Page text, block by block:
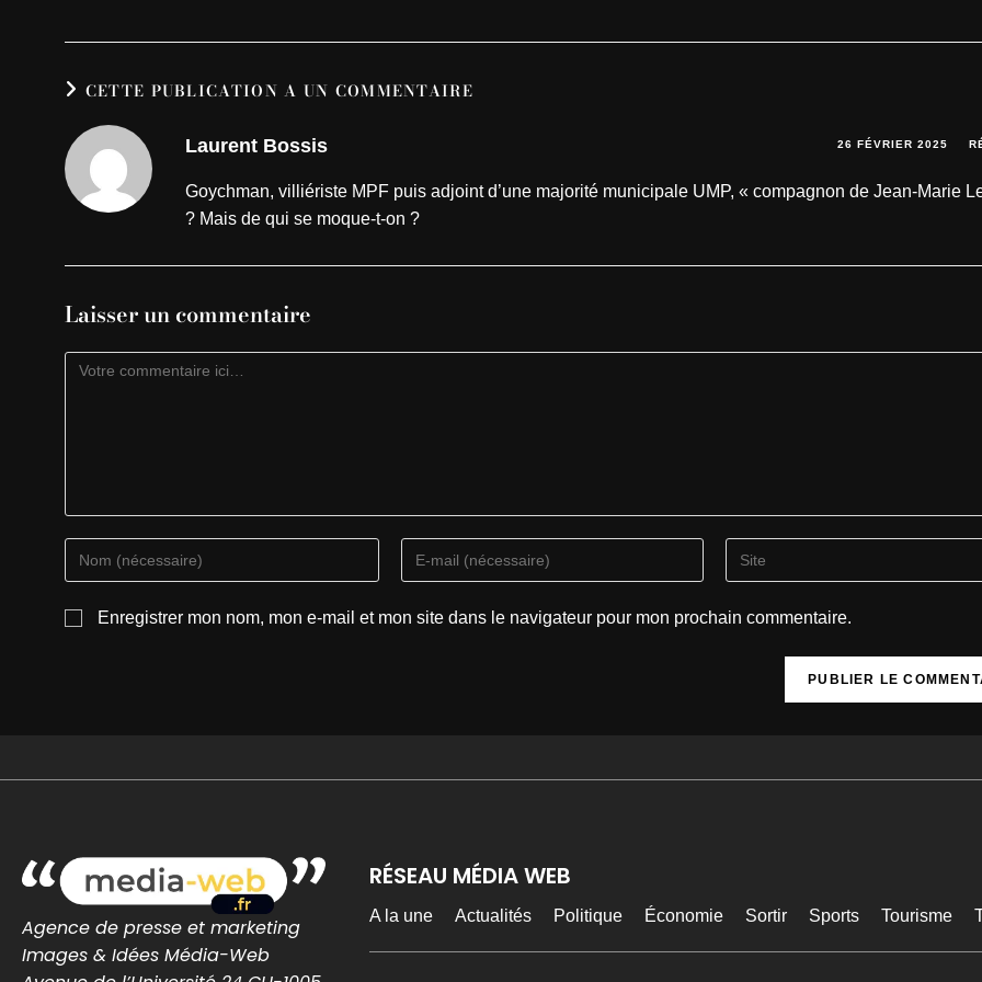
CETTE PUBLICATION A UN COMMENTAIRE
Laurent Bossis 26 FÉVRIER 2025
Goychman, villiériste MPF puis adjoint d’une majorité municipale UMP, « compagnon de Jean-Marie
? Mais de qui se moque-t-on ?
Laisser un commentaire
Enregistrer mon nom, mon e-mail et mon site dans le navigateur pour mon prochain commentaire.
Agence de presse et marketing
Images & Idées Média-Web
RÉSEAU MÉDIA WEB
A la une Actualités Politique Économie Sortir Sports Tourisme